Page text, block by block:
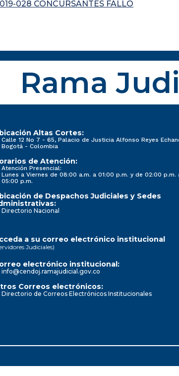
028 CONCURSANTES FALLO
Rama
Altas Cortes:
Calle 12 No 7 - 65, Palacio de Justicia Alfonso Reyes
Bogotá - Colombia
de Atención:
Atención Presencial:
Lunes a Viernes de 08:00 a.m. a 01:00 p.m. y de 02:00 p.m.
05:00 p.m.
de Despachos Judiciales y Sedes
Directorio Nacional
a su correo electrónico institucional
Judiciales)
electrónico institucional:
info@cendoj.ramajudicial.gov.co
Correos electrónicos:
Directorio de Correos Electrónicos Institucionales